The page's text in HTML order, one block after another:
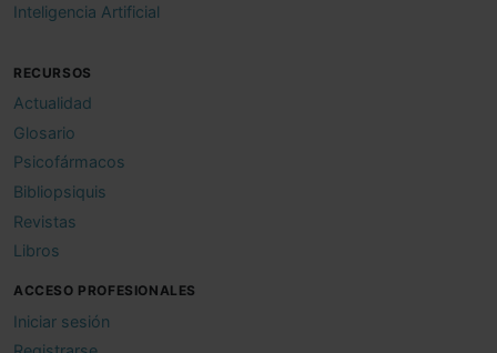
Inteligencia Artificial
RECURSOS
Actualidad
Glosario
Psicofármacos
Bibliopsiquis
Revistas
Libros
ACCESO PROFESIONALES
Iniciar sesión